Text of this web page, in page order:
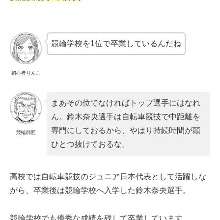
初心者りんこ
競輪学校を1位で卒業しているんだね
競輪師匠
まあその位でなければトップ選手にはなれ
ん。鈴木奈央選手は自転車競技で中距離を
専門にしておるから、やはり持続時間が頭
ひとつ抜けておるな。
高校では自転車競技のジュニア日本代表として活躍しな
がら、卒業後は競輪学校へ入学した鈴木奈央選手。
競輪学校でも優秀な成績を残して卒業しています。